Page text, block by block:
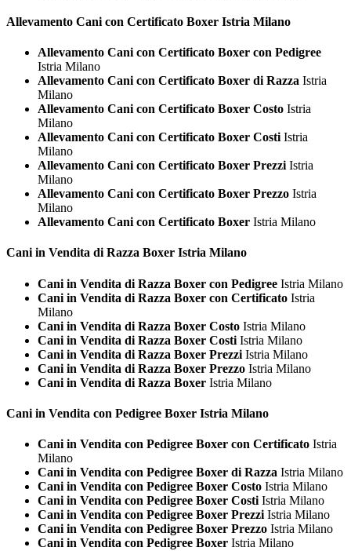
Allevamento Cani con Certificato Boxer Istria Milano
Allevamento Cani con Certificato Boxer con Pedigree
Istria Milano
Allevamento Cani con Certificato Boxer di Razza Istria
Milano
Allevamento Cani con Certificato Boxer Costo Istria
Milano
Allevamento Cani con Certificato Boxer Costi Istria
Milano
Allevamento Cani con Certificato Boxer Prezzi Istria
Milano
Allevamento Cani con Certificato Boxer Prezzo Istria
Milano
Allevamento Cani con Certificato Boxer Istria Milano
Cani in Vendita di Razza Boxer Istria Milano
Cani in Vendita di Razza Boxer con Pedigree Istria Milano
Cani in Vendita di Razza Boxer con Certificato Istria
Milano
Cani in Vendita di Razza Boxer Costo Istria Milano
Cani in Vendita di Razza Boxer Costi Istria Milano
Cani in Vendita di Razza Boxer Prezzi Istria Milano
Cani in Vendita di Razza Boxer Prezzo Istria Milano
Cani in Vendita di Razza Boxer Istria Milano
Cani in Vendita con Pedigree Boxer Istria Milano
Cani in Vendita con Pedigree Boxer con Certificato Istria
Milano
Cani in Vendita con Pedigree Boxer di Razza Istria Milano
Cani in Vendita con Pedigree Boxer Costo Istria Milano
Cani in Vendita con Pedigree Boxer Costi Istria Milano
Cani in Vendita con Pedigree Boxer Prezzi Istria Milano
Cani in Vendita con Pedigree Boxer Prezzo Istria Milano
Cani in Vendita con Pedigree Boxer Istria Milano